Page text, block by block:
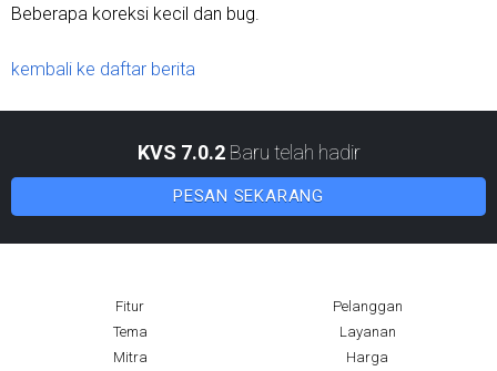
Beberapa koreksi kecil dan bug.
kembali ke daftar berita
KVS 7.0.2Baru telah hadir
PESAN SEKARANG
Fitur
Pelanggan
Tema
Layanan
Mitra
Harga